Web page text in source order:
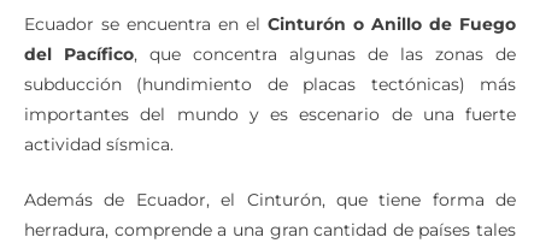
Ecuador se encuentra en el Cinturón o Anillo de Fuego
del Pacífico, que concentra algunas de las zonas de
subducción (hundimiento de placas tectónicas) más
importantes del mundo y es escenario de una fuerte
actividad sísmica.
Además de Ecuador, el Cinturón, que tiene forma de
herradura, comprende a una gran cantidad de países tales